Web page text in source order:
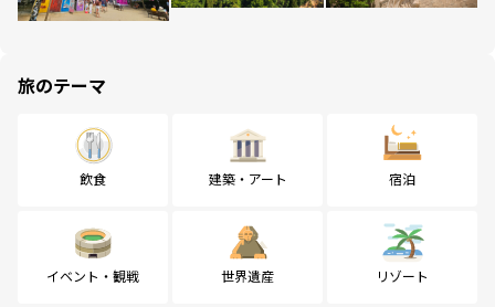
旅のテーマ
飲食 建築・アート 宿泊
イベント・観戦 世界遺産 リゾート